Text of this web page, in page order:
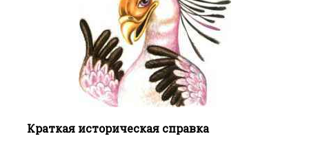
Краткая историческая справка